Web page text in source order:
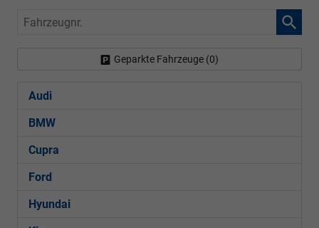
Fahrzeugnr.
Geparkte Fahrzeuge (0)
Audi
BMW
Cupra
Ford
Hyundai